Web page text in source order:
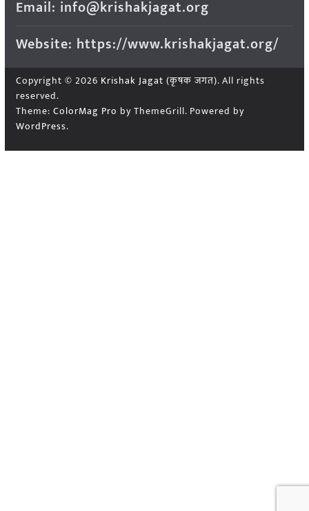
Email: info@krishakjagat.org
Website: https://www.krishakjagat.org/
Copyright © 2026 Krishak Jagat (कृषक जगत). All rights
reserved.
Theme: ColorMag Pro by ThemeGrill. Powered by
WordPress.